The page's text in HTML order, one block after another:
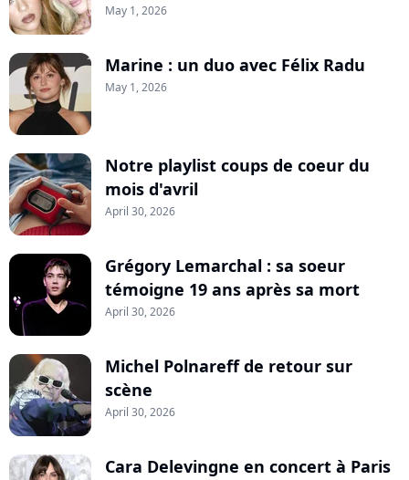
May 1, 2026
Marine : un duo avec Félix Radu
May 1, 2026
Notre playlist coups de coeur du
mois d'avril
April 30, 2026
Grégory Lemarchal : sa soeur
témoigne 19 ans après sa mort
April 30, 2026
Michel Polnareff de retour sur
scène
April 30, 2026
Cara Delevingne en concert à Paris